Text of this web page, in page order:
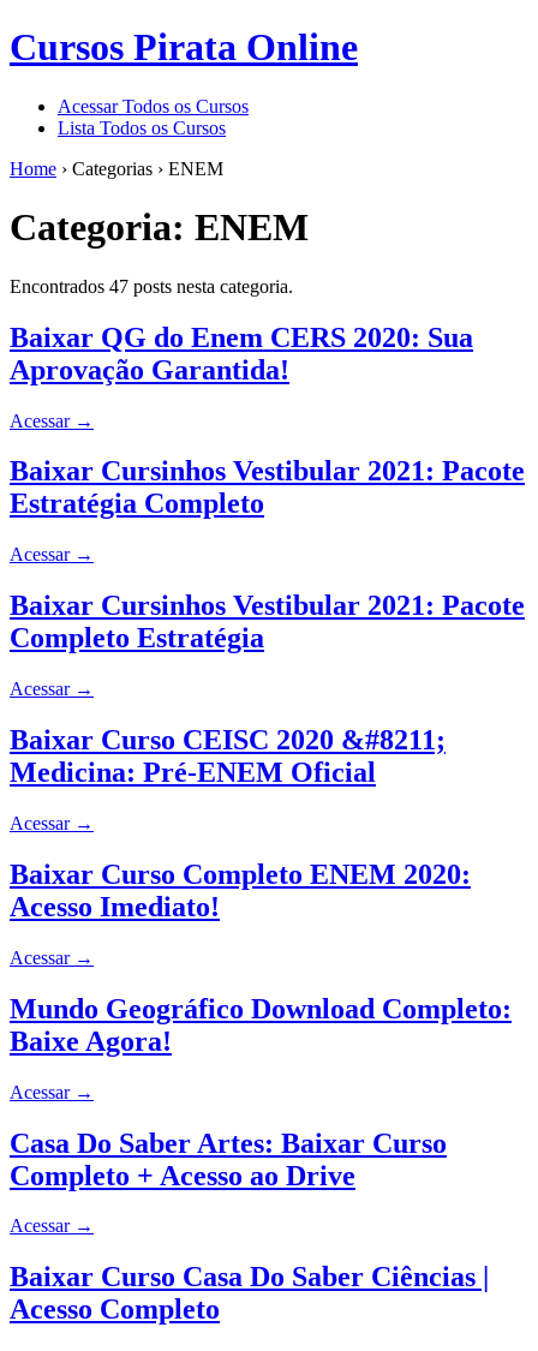
Cursos Pirata Online
Acessar Todos os Cursos
Lista Todos os Cursos
Home › Categorias › ENEM
Categoria: ENEM
Encontrados 47 posts nesta categoria.
Baixar QG do Enem CERS 2020: Sua
Aprovação Garantida!
Acessar →
Baixar Cursinhos Vestibular 2021: Pacote
Estratégia Completo
Acessar →
Baixar Cursinhos Vestibular 2021: Pacote
Completo Estratégia
Acessar →
Baixar Curso CEISC 2020 &#8211;
Medicina: Pré-ENEM Oficial
Acessar →
Baixar Curso Completo ENEM 2020:
Acesso Imediato!
Acessar →
Mundo Geográfico Download Completo:
Baixe Agora!
Acessar →
Casa Do Saber Artes: Baixar Curso
Completo + Acesso ao Drive
Acessar →
Baixar Curso Casa Do Saber Ciências |
Acesso Completo